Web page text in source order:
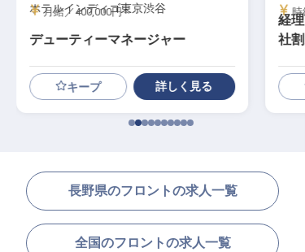
ホテルインディゴ東京渋谷
デューティーマネージャー
月給／400,000円～
キープ 詳しく見る
経
社
時
長野県のフロントの求人一覧
全国のフロントの求人一覧